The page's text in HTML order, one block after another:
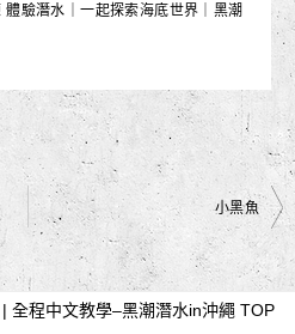
體驗潛水｜一起探索海底世界｜黑潮
小黑魚
全程中文教學–黑潮潛水in沖繩 TOP